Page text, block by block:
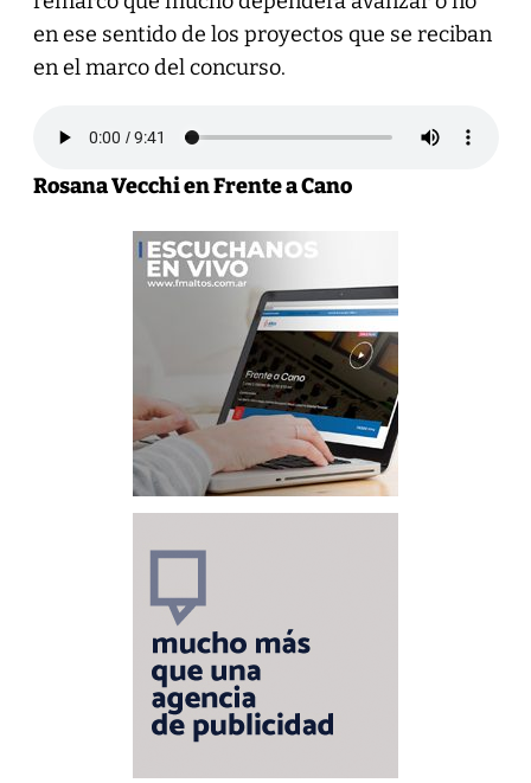
en ese sentido de los proyectos que se reciban
en el marco del concurso.
Rosana Vecchi en Frente a Cano